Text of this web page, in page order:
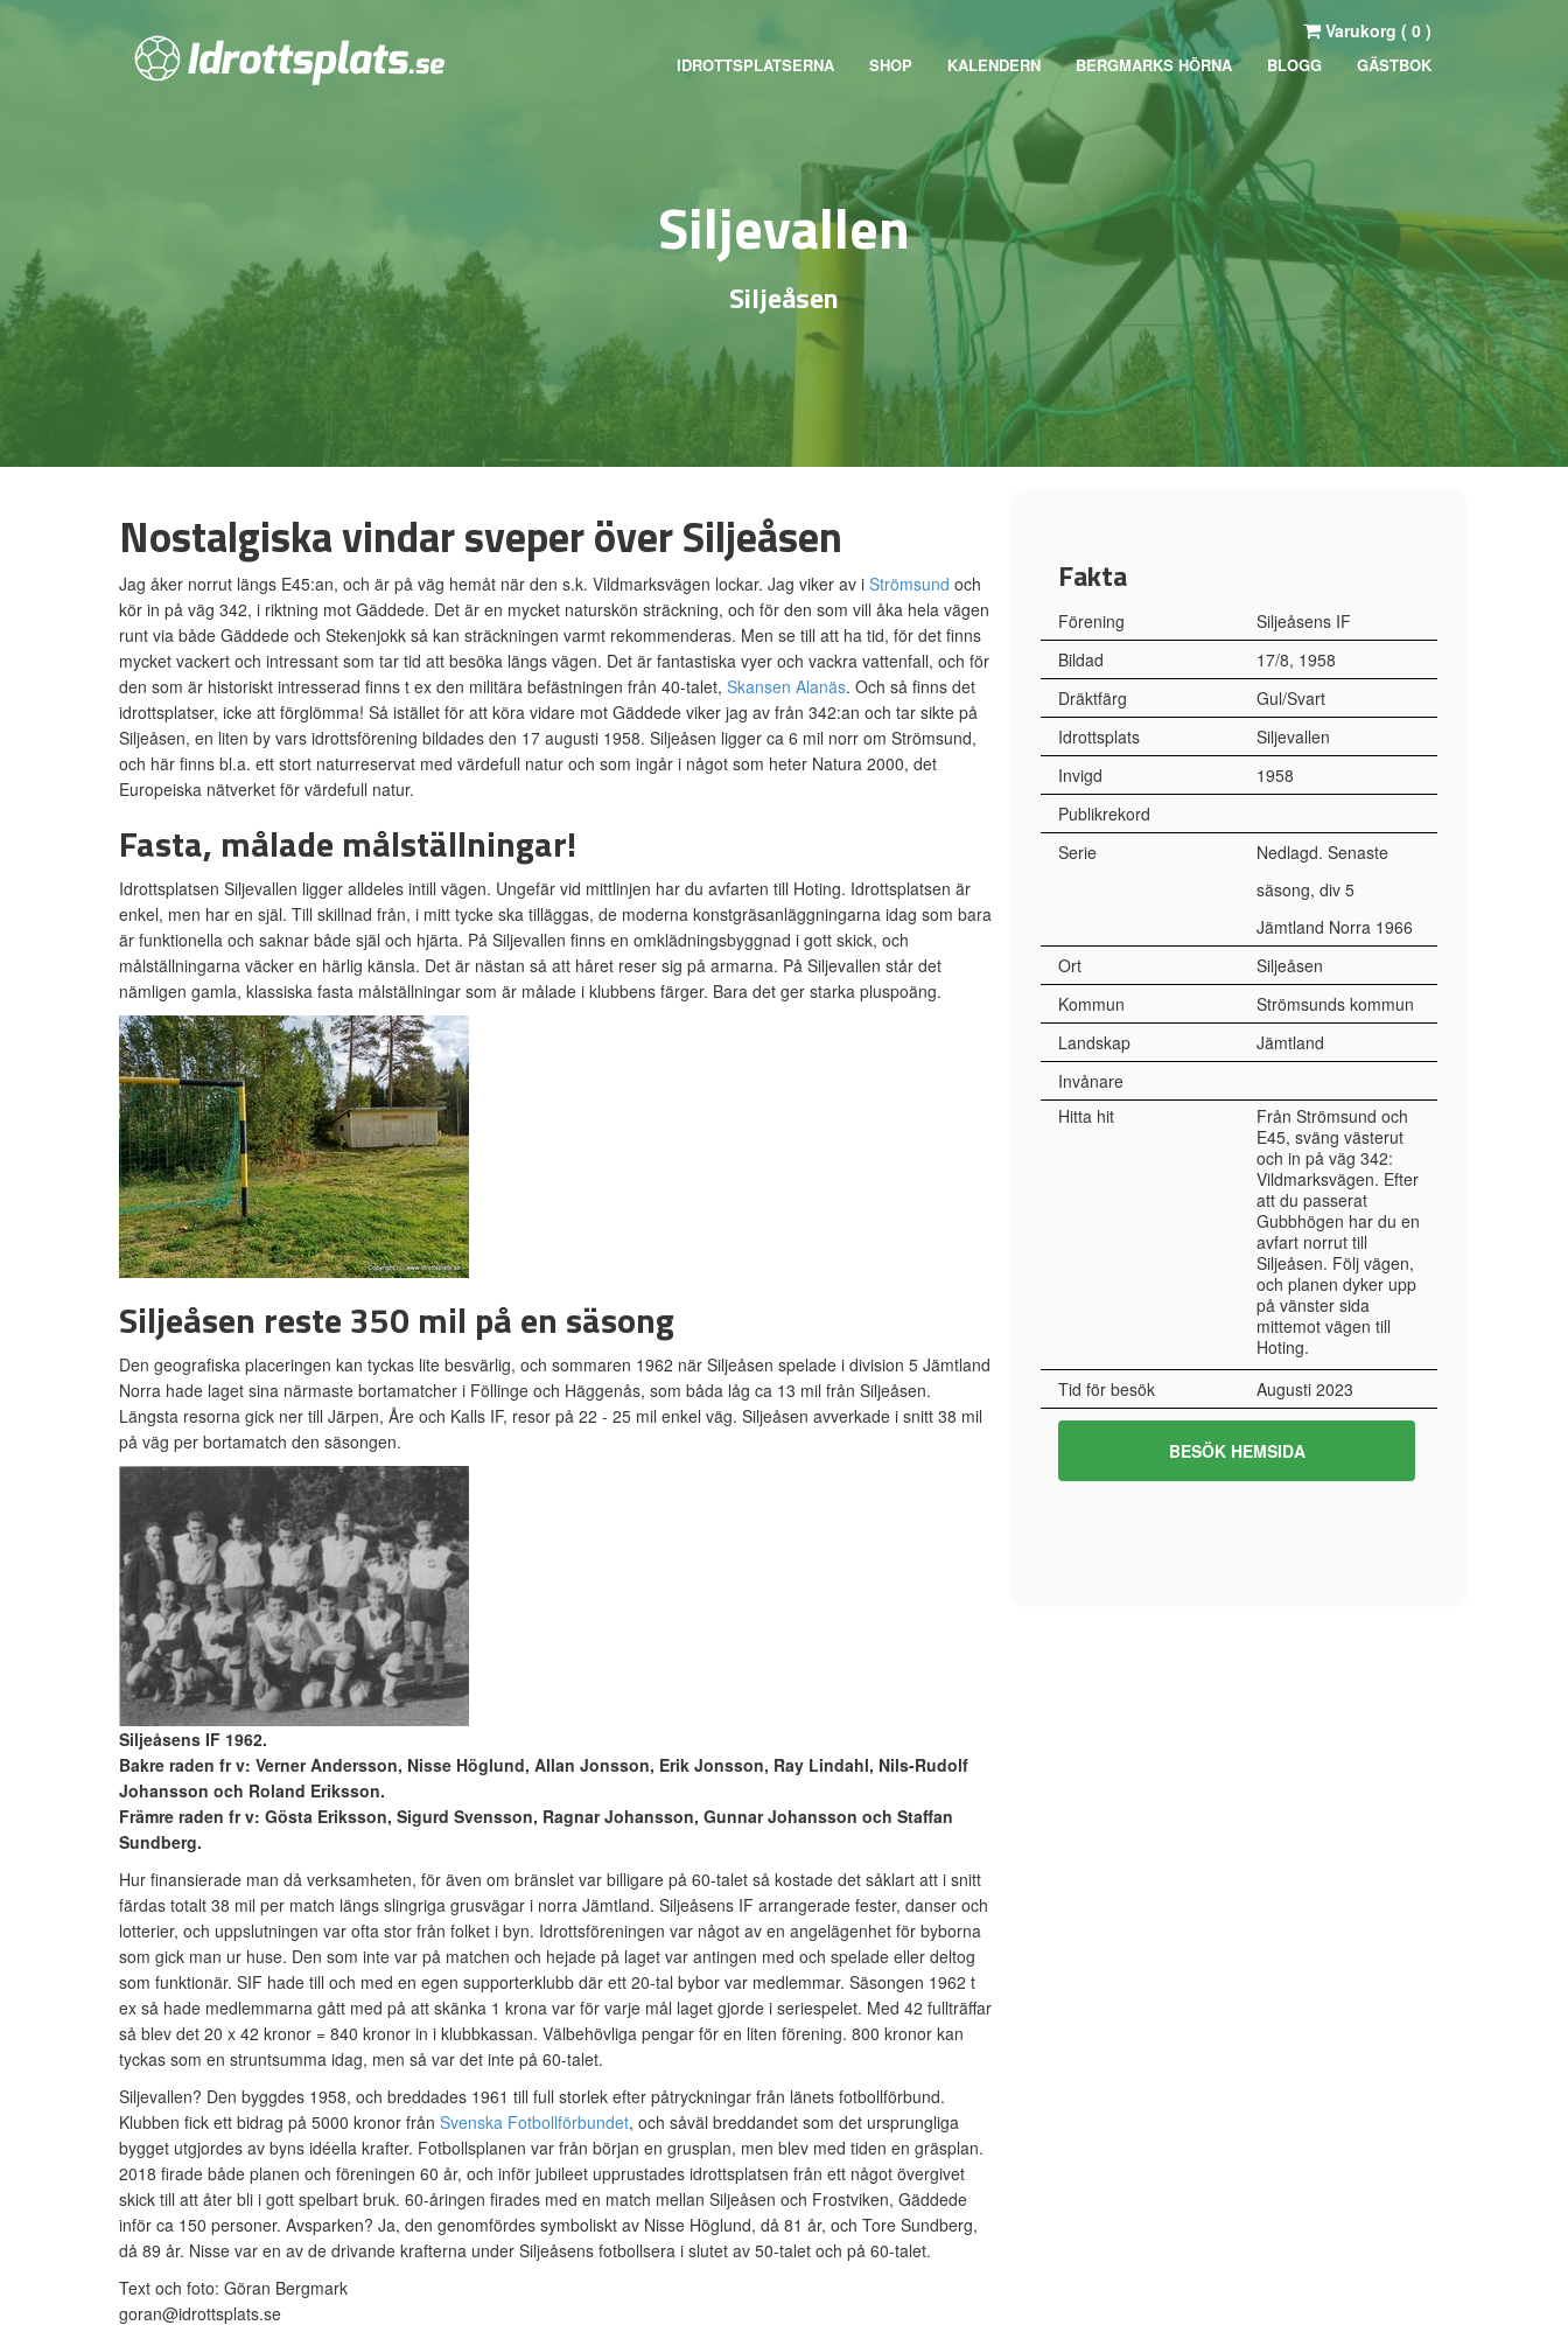
IDROTTSPLATSERNA SHOP KALENDERN BERGMARKS HÖRNA BLOGG GÄSTBOK
Varukorg ( 0 )
Siljevallen
Siljeåsen
Nostalgiska vindar sveper över Siljeåsen
Jag åker norrut längs E45:an, och är på väg hemåt när den s.k. Vildmarksvägen lockar. Jag viker av i Strömsund och
kör in på väg 342, i riktning mot Gäddede. Det är en mycket naturskön sträckning, och för den som vill åka hela vägen
runt via både Gäddede och Stekenjokk så kan sträckningen varmt rekommenderas. Men se till att ha tid, för det finns
mycket vackert och intressant som tar tid att besöka längs vägen. Det är fantastiska vyer och vackra vattenfall, och för
den som är historiskt intresserad finns t ex den militära befästningen från 40-talet, Skansen Alanäs. Och så finns det
idrottsplatser, icke att förglömma! Så istället för att köra vidare mot Gäddede viker jag av från 342:an och tar sikte på
Siljeåsen, en liten by vars idrottsförening bildades den 17 augusti 1958. Siljeåsen ligger ca 6 mil norr om Strömsund,
och här finns bl.a. ett stort naturreservat med värdefull natur och som ingår i något som heter Natura 2000, det
Europeiska nätverket för värdefull natur.
Fasta, målade målställningar!
Idrottsplatsen Siljevallen ligger alldeles intill vägen. Ungefär vid mittlinjen har du avfarten till Hoting. Idrottsplatsen är
enkel, men har en själ. Till skillnad från, i mitt tycke ska tilläggas, de moderna konstgräsanläggningarna idag som bara
är funktionella och saknar både själ och hjärta. På Siljevallen finns en omklädningsbyggnad i gott skick, och
målställningarna väcker en härlig känsla. Det är nästan så att håret reser sig på armarna. På Siljevallen står det
nämligen gamla, klassiska fasta målställningar som är målade i klubbens färger. Bara det ger starka pluspoäng.
Siljeåsen reste 350 mil på en säsong
Den geografiska placeringen kan tyckas lite besvärlig, och sommaren 1962 när Siljeåsen spelade i division 5 Jämtland
Norra hade laget sina närmaste bortamatcher i Föllinge och Häggenås, som båda låg ca 13 mil från Siljeåsen.
Längsta resorna gick ner till Järpen, Åre och Kalls IF, resor på 22 - 25 mil enkel väg. Siljeåsen avverkade i snitt 38 mil
på väg per bortamatch den säsongen.
Siljeåsens IF 1962.
Bakre raden fr v: Verner Andersson, Nisse Höglund, Allan Jonsson, Erik Jonsson, Ray Lindahl, Nils-Rudolf
Johansson och Roland Eriksson.
Främre raden fr v: Gösta Eriksson, Sigurd Svensson, Ragnar Johansson, Gunnar Johansson och Staffan
Sundberg.
Hur finansierade man då verksamheten, för även om bränslet var billigare på 60-talet så kostade det såklart att i snitt
färdas totalt 38 mil per match längs slingriga grusvägar i norra Jämtland. Siljeåsens IF arrangerade fester, danser och
lotterier, och uppslutningen var ofta stor från folket i byn. Idrottsföreningen var något av en angelägenhet för byborna
som gick man ur huse. Den som inte var på matchen och hejade på laget var antingen med och spelade eller deltog
som funktionär. SIF hade till och med en egen supporterklubb där ett 20-tal bybor var medlemmar. Säsongen 1962 t
ex så hade medlemmarna gått med på att skänka 1 krona var för varje mål laget gjorde i seriespelet. Med 42 fullträffar
så blev det 20 x 42 kronor = 840 kronor in i klubbkassan. Välbehövliga pengar för en liten förening. 800 kronor kan
tyckas som en struntsumma idag, men så var det inte på 60-talet.
Siljevallen? Den byggdes 1958, och breddades 1961 till full storlek efter påtryckningar från länets fotbollförbund.
Klubben fick ett bidrag på 5000 kronor från Svenska Fotbollförbundet, och såväl breddandet som det ursprungliga
bygget utgjordes av byns idéella krafter. Fotbollsplanen var från början en grusplan, men blev med tiden en gräsplan.
2018 firade både planen och föreningen 60 år, och inför jubileet upprustades idrottsplatsen från ett något övergivet
skick till att åter bli i gott spelbart bruk. 60-åringen firades med en match mellan Siljeåsen och Frostviken, Gäddede
inför ca 150 personer. Avsparken? Ja, den genomfördes symboliskt av Nisse Höglund, då 81 år, och Tore Sundberg,
då 89 år. Nisse var en av de drivande krafterna under Siljeåsens fotbollsera i slutet av 50-talet och på 60-talet.
Text och foto: Göran Bergmark
goran@idrottsplats.se
Fakta
Förening
Siljeåsens IF
Bildad
17/8, 1958
Dräktfärg
Gul/Svart
Idrottsplats
Siljevallen
Invigd
1958
Publikrekord
Serie
Nedlagd. Senaste
säsong, div 5
Jämtland Norra 1966
Ort
Siljeåsen
Kommun
Strömsunds kommun
Landskap
Jämtland
Invånare
Hitta hit
Från Strömsund och
E45, sväng västerut
och in på väg 342:
Vildmarksvägen. Efter
att du passerat
Gubbhögen har du en
avfart norrut till
Siljeåsen. Följ vägen,
och planen dyker upp
på vänster sida
mittemot vägen till
Hoting.
Tid för besök
Augusti 2023
BESÖK HEMSIDA